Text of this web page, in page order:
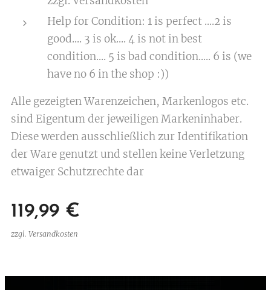
Help for Condition: 1 is perfect ....2 is
good.... 3 is ok.... 4 is not in best
condition.... 5 is bad condition..... 6 is (we
have no 6 in the shop :))
Alle gezeigten Warenzeichen, Markenlogos etc.
sind Eigentum der jeweiligen Markeninhaber.
Diese werden ausschließlich zur Identifikation
der Ware genutzt und stellen keine Verletzung
etwaiger Schutzrechte dar
119,99 €
zzgl. Versandkosten